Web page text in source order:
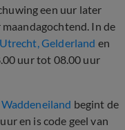
een uur later
In de
Utrecht,Gelderland en
uur tot 08.00 uur
Waddeneiland begint de
en is code geel van